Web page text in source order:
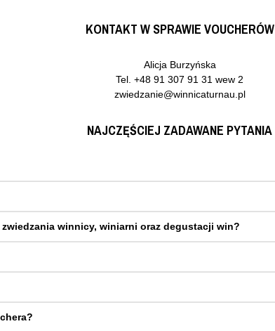
KONTAKT W SPRAWIE VOUCHERÓW
Alicja Burzyńska
Tel. +48 91 307 91 31 wew 2
zwiedzanie@winnicaturnau.pl
NAJCZĘŚCIEJ ZADAWANE PYTANIA
winnicy, winiarni oraz degustacji win?